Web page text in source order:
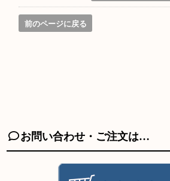
前のページに戻る
お問い合わせ・ご注文は…